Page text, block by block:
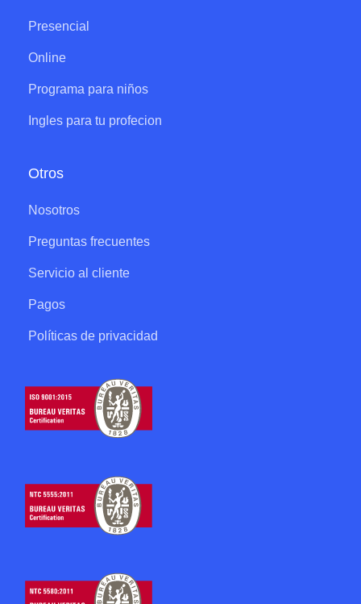
Presencial
Online
Programa para niños
Ingles para tu profecion
Otros
Nosotros
Preguntas frecuentes
Servicio al cliente
Pagos
Políticas de privacidad